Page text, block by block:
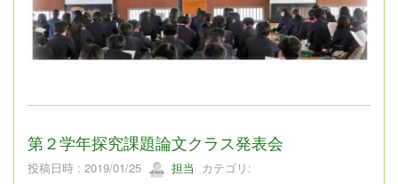
第２学年探究課題論文クラス発表会
投稿日時 : 2019/01/25 担当 カテゴリ: